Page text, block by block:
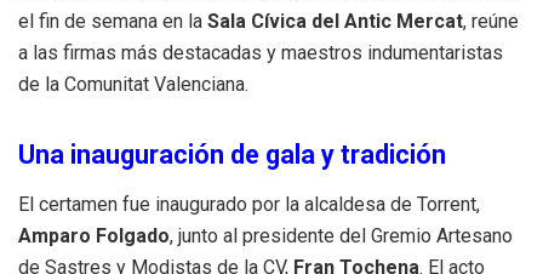
el fin de semana en la Sala Cívica del Antic Mercat, reúne
a las firmas más destacadas y maestros indumentaristas
de la Comunitat Valenciana.
Una inauguración de gala y tradición
El certamen fue inaugurado por la alcaldesa de Torrent,
Amparo Folgado, junto al presidente del Gremio Artesano
de Sastres y Modistas de la CV, Fran Tochena. El acto